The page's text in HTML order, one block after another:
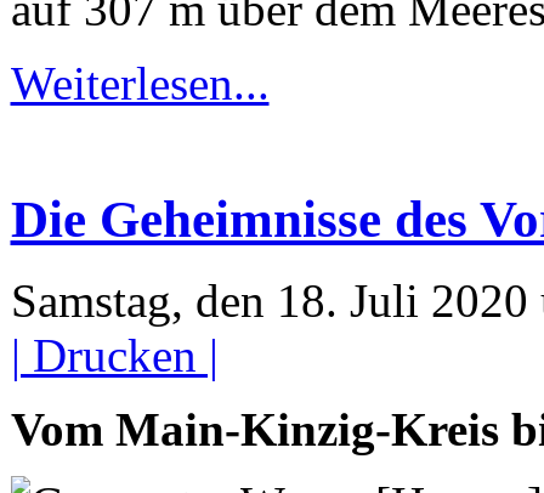
Weiterlesen...
Die Geheimnisse des
Samstag, den 18. Juli
| Drucken |
Vom Main-Kinzig-Kreis